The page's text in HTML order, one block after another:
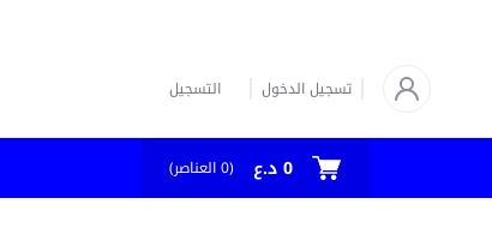
تسجيل الدخول التسجيل
0 د.ع (
0العناصر)